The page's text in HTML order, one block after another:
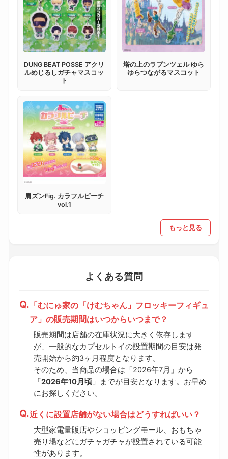
DUNG BEAT POSSE アクリ
ルめじるしガチャマスコッ
ト
塔の上のラプンツェル ゆら
ゆらつながるマスコット
肩ズンFig. カラフルピーチ
vol.1
もっと見る
よくある質問
「むにゅ家の「けむちゃん」フロッキーフィギュ
ア」の販売期間はいつからいつまで？
販売期間は店舗の在庫状況に大きく依存します
が、一般的なカプセルトイの設置期間の目安は発
売開始から約3ヶ月程度となります。
そのため、当商品の場合は「2026年7月」から
「2026年10月頃」までが目安となります。お早め
にお探しください。
近くに設置店舗がない場合はどうすればいい？
大型家電量販店やショッピングモール、おもちゃ
売り場などにガチャガチャが設置されている可能
性があります。